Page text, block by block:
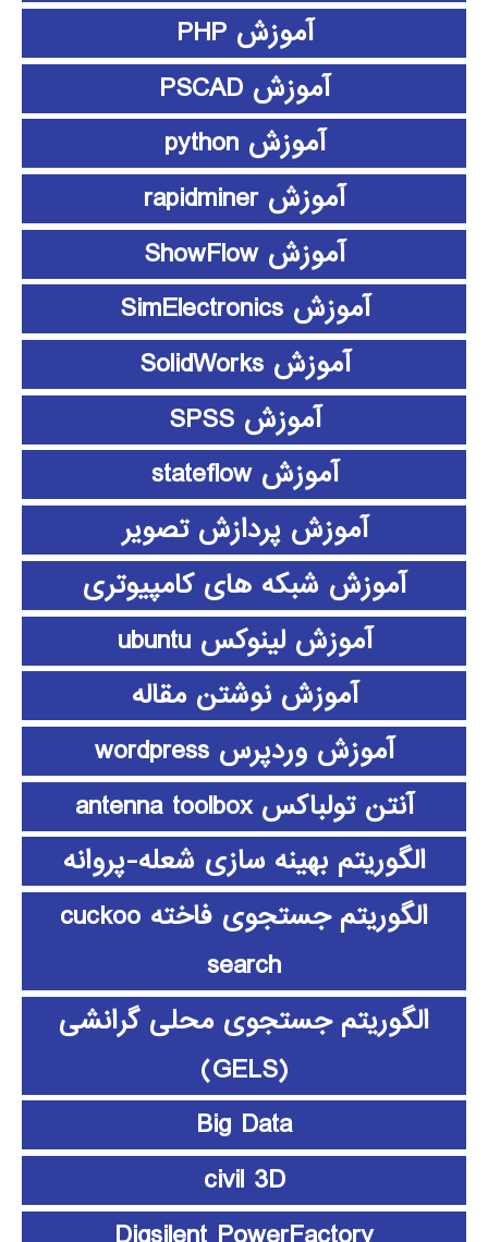
آموزش PHP
آموزش PSCAD
آموزش python
آموزش rapidminer
آموزش ShowFlow
آموزش SimElectronics
آموزش SolidWorks
آموزش SPSS
آموزش stateflow
آموزش پردازش تصویر
آموزش شبکه های کامپیوتری
آموزش لینوکس ubuntu
آموزش نوشتن مقاله
آموزش وردپرس wordpress
آنتن تولباکس antenna toolbox
الگوریتم بهینه سازی شعله-پروانه
الگوریتم جستجوی فاخته cuckoo
search
الگوریتم جستجوی محلی گرانشی
(GELS)
Big Data
civil 3D